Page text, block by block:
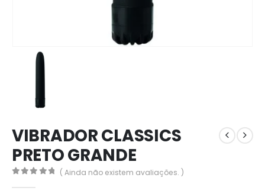
VIBRADOR CLASSICS
PRETO GRANDE
( Ainda não existem avaliações. )